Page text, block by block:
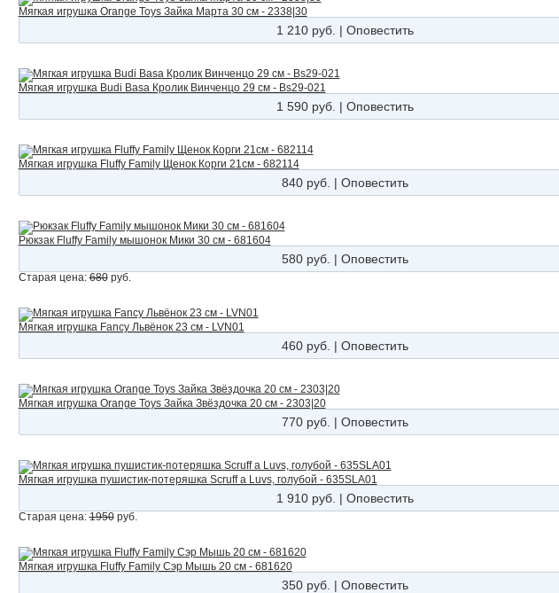
Мягкая игрушка Orange Toys Зайка Марта 30 см - 2338|30
1 210 руб. | Оповестить
Мягкая игрушка Budi Basa Кролик Винченцо 29 см - Bs29-021
1 590 руб. | Оповестить
Мягкая игрушка Fluffy Family Щенок Корги 21см - 682114
840 руб. | Оповестить
Рюкзак Fluffy Family мышонок Мики 30 см - 681604
580 руб. | Оповестить
Старая цена:680руб.
Мягкая игрушка Fancy Львёнок 23 см - LVN01
460 руб. | Оповестить
Мягкая игрушка Orange Toys Зайка Звёздочка 20 см - 2303|20
770 руб. | Оповестить
Мягкая игрушка пушистик-потеряшка Scruff a Luvs, голубой - 635SLA01
1 910 руб. | Оповестить
Старая цена:1950руб.
Мягкая игрушка Fluffy Family Сэр Мышь 20 см - 681620
350 руб. | Оповестить